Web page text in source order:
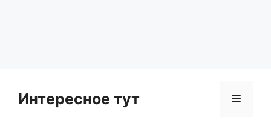
Интересное тут Menu